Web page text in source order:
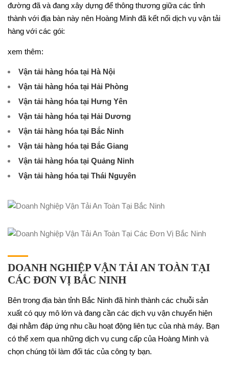
đường đã và đang xây dựng để thông thương giữa các tỉnh
thành với địa bàn này nên Hoàng Minh đã kết nối dịch vụ vận tải
hàng với các gói:
xem thêm:
Vận tải hàng hóa tại Hà Nội
Vận tải hàng hóa tại Hải Phòng
Vận tải hàng hóa tại Hưng Yên
Vận tải hàng hóa tại Hải Dương
Vận tải hàng hóa tại Bắc Ninh
Vận tải hàng hóa tại Bắc Giang
Vận tải hàng hóa tại Quảng Ninh
Vận tải hàng hóa tại Thái Nguyên
DOANH NGHIỆP VẬN TẢI AN TOÀN TẠI
CÁC ĐƠN VỊ BẮC NINH
Bên trong địa bàn tỉnh Bắc Ninh đã hình thành các chuỗi sản
xuất có quy mô lớn và đang cần các dịch vụ vận chuyển hiện
đại nhằm đáp ứng nhu cầu hoạt động liên tục của nhà máy. Bạn
có thể xem qua những dịch vụ cung cấp của Hoàng Minh và
chọn chúng tôi làm đối tác của công ty bạn.